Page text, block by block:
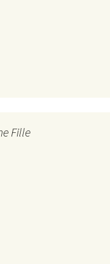
Fille